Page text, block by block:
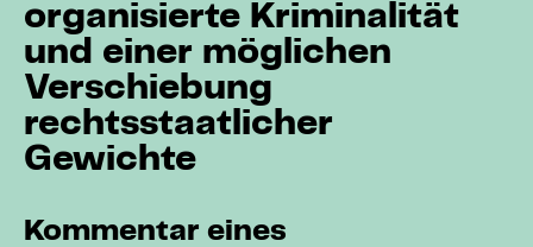
organisierte Kriminalität
und einer möglichen
Verschiebung
rechtsstaatlicher
Gewichte
Kommentar eines